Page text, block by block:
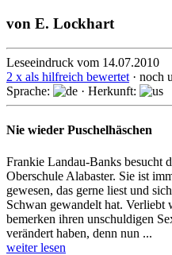
von E. Lockhart
Leseeindruck vom 14.07.2010
2 x als hilfreich bewertet · noch
Sprache:
· Herkunft:
Nie wieder Puschelhäschen
Frankie Landau-Banks besucht
Oberschule Alabaster. Sie ist
gewesen, das gerne liest und
Schwan gewandelt hat. Verliebt
bemerken ihren unschuldigen
verändert haben, denn nun ...
weiter lesen